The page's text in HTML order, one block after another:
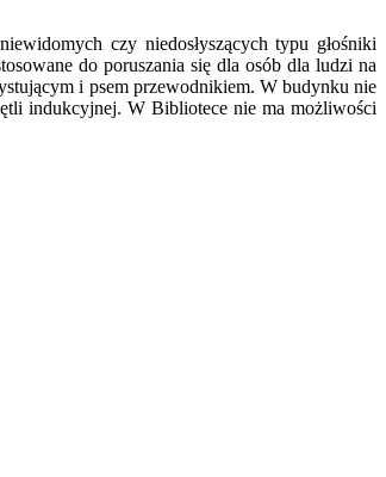
czy niedosłyszących typu głośniki
do poruszania się dla osób dla ludzi na
i psem przewodnikiem. W budynku nie
indukcyjnej. W Bibliotece nie ma możliwości